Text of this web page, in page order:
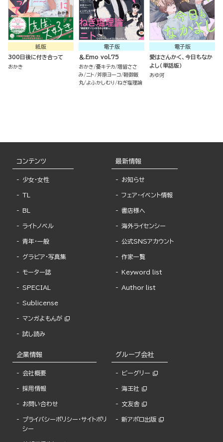
紙版
300日後に付き合って
おかき
電子版
＆.Emo vol.75
おかき 憂キテカ 増留ささ
み
ニト 斧原ヨーコ 朝御飯
丸 よふかしむり ねぎ塩理論
電子版
愛はさんかく、今日もなか
よし（単話版）
あゆ河
コンテンツ
少女・女性
TL
BL
ライトノベル
青年・一般
グラビア・写真集
モーター誌
SPECIAL
Sublicense
マンガよもんが
試し読み
最新情報
お知らせ
フェア・イベント情報
書店様へ
海外ライセンシー
公式SNSアカウント
作家一覧
Keyword list
Author list
企業情報
会社概要
採用情報
お問い合わせ
プライバシーポリシー・サイトポリ
シー
グループ会社
ビーグリー
海王社
文友舎
新アポロ出版